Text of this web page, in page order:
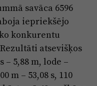
savāca 6596
iepriekšējo
konkurentu
atsevišķos
– 5,88 m, lode –
m – 53,08 s, 110